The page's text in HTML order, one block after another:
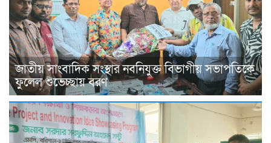
জাতীয় সাংবাদিক সংস্থার নবনিযুক্ত বিভাগীয় সভাপতিকে
ফুলেল শুভেচ্ছায় বরণ